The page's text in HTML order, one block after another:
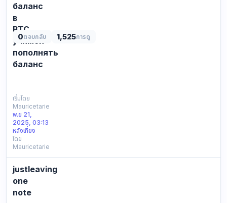
only:
reference…
баланс
в
BTC,
учимся
пополнять
баланс
ДОСТУПНЫХ
ССЫЛОК
ДЛЯ
ВХОДА
НА
KRAKЕN:
Официальная
ссылка:
https://kra39ac.cc
зеркалo
เริ่มโดย
Mauricetarie
พ.ย 21,
2025, 03:13
หลังเที่ยง
โดย
Mauricetarie
0ตอบกลับ 1,525การดู
justleaving
one
note